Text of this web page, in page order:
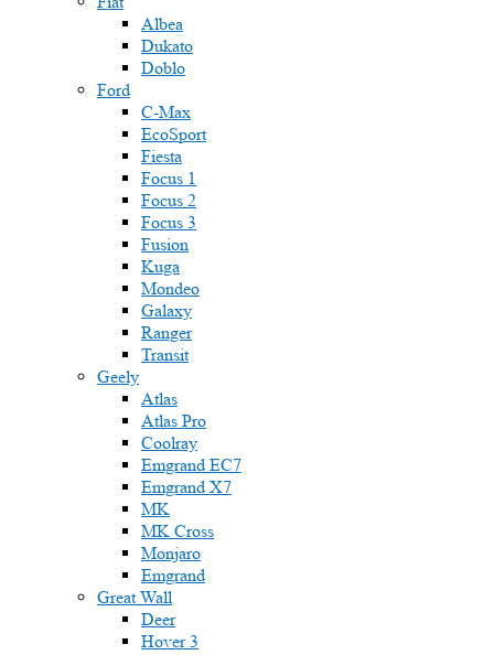
Albea
Dukato
Doblo
Ford
C-Max
EcoSport
Fiesta
Focus 1
Focus 2
Focus 3
Fusion
Kuga
Mondeo
Galaxy
Ranger
Transit
Geely
Atlas
Atlas Pro
Coolray
Emgrand EC7
Emgrand X7
MK
MK Cross
Monjaro
Emgrand
Great Wall
Deer
Hover 3